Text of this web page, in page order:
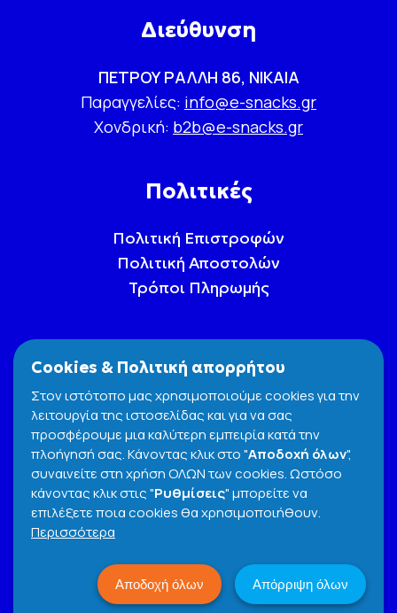
Διεύθυνση
ΠΕΤΡΟΥ ΡΑΛΛΗ 86, ΝΙΚΑΙΑ
Παραγγελίες: info@e-snacks.gr
Χονδρική: b2b@e-snacks.gr
Πολιτικές
Πολιτική Επιστροφών
Πολιτική Αποστολών
Τρόποι Πληρωμής
© 2026 e-snacks. All Rights Reserved
Όροι και Προϋποθέσεις
Cookies Policy
DESIGN. CODE. DIGITAL MARKETING:
Cookies & Πολιτική απορρήτου
Στον ιστότοπο μας χρησιμοποιούμε cookies για την
λειτουργία της ιστοσελίδας και για να σας
προσφέρουμε μια καλύτερη εμπειρία κατά την
πλοήγησή σας. Κάνοντας κλικ στο "Αποδοχή όλων",
συναινείτε στη χρήση ΟΛΩΝ των cookies. Ωστόσο
κάνοντας κλικ στις "Ρυθμίσεις" μπορείτε να
επιλέξετε ποια cookies θα χρησιμοποιήθουν.
Περισσότερα
Αποδοχή όλων Απόρριψη όλων